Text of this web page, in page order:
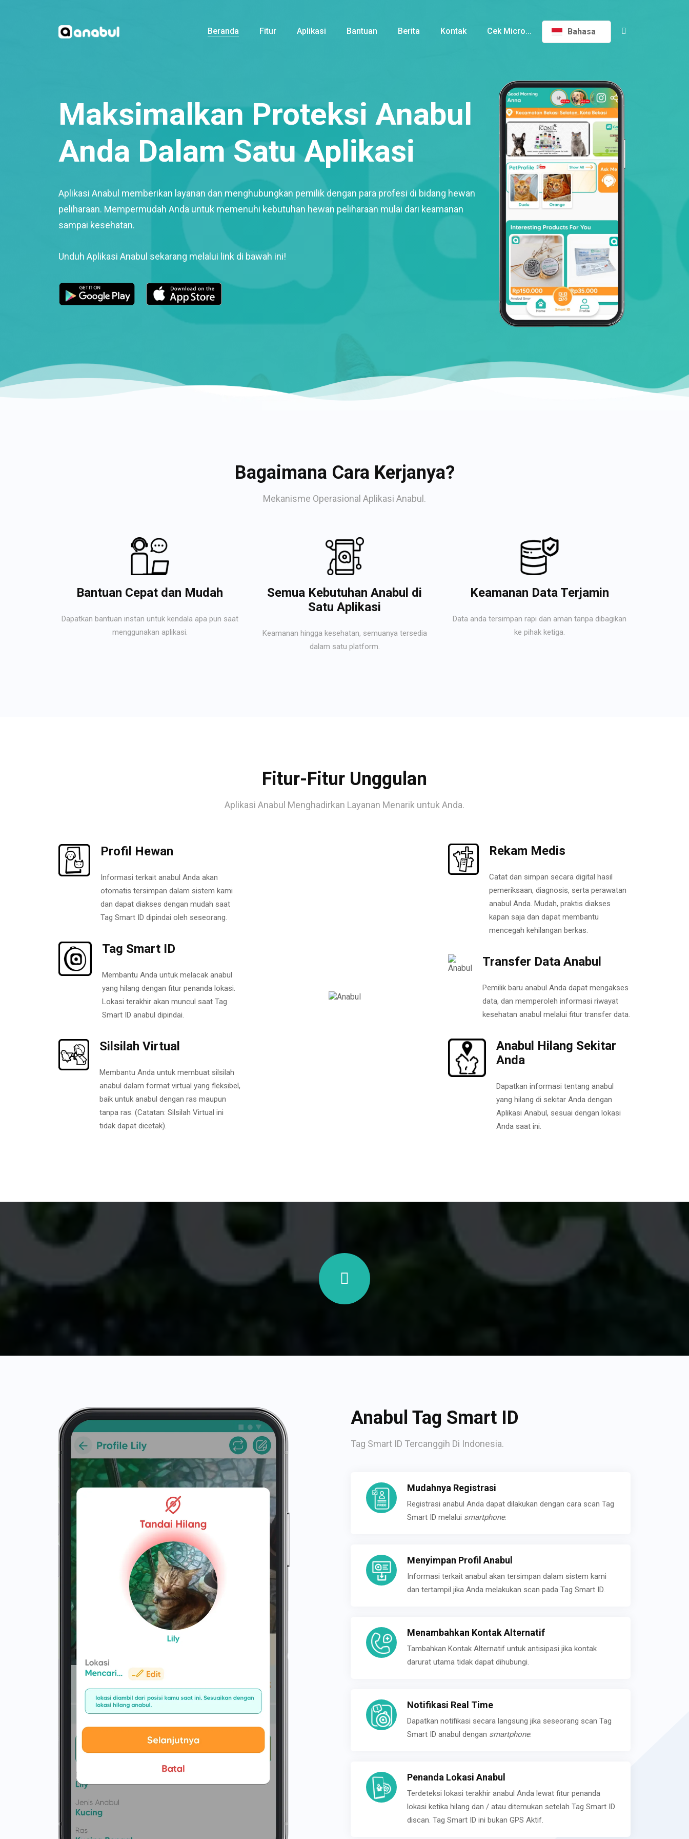
Beranda Fitur Aplikasi Bantuan Berita Kontak Cek Micro... Bahasa
Maksimalkan Proteksi Anabul
Anda Dalam Satu Aplikasi
Aplikasi Anabul memberikan layanan dan menghubungkan pemilik dengan para profesi di bidang hewan
peliharaan. Mempermudah Anda untuk memenuhi kebutuhan hewan peliharaan mulai dari keamanan
sampai kesehatan.
Unduh Aplikasi Anabul sekarang melalui link di bawah ini!
Bagaimana Cara Kerjanya?
Mekanisme Operasional Aplikasi Anabul.
Bantuan Cepat dan Mudah
Dapatkan bantuan instan untuk kendala apa pun saat
menggunakan aplikasi.
Semua Kebutuhan Anabul di
Satu Aplikasi
Keamanan hingga kesehatan, semuanya tersedia
dalam satu platform.
Keamanan Data Terjamin
Data anda tersimpan rapi dan aman tanpa dibagikan
ke pihak ketiga.
Fitur-Fitur Unggulan
Aplikasi Anabul Menghadirkan Layanan Menarik untuk Anda.
Profil Hewan
Informasi terkait anabul Anda akan
otomatis tersimpan dalam sistem kami
dan dapat diakses dengan mudah saat
Tag Smart ID dipindai oleh seseorang.
Tag Smart ID
Membantu Anda untuk melacak anabul
yang hilang dengan fitur penanda lokasi.
Lokasi terakhir akan muncul saat Tag
Smart ID anabul dipindai.
Silsilah Virtual
Membantu Anda untuk membuat silsilah
anabul dalam format virtual yang fleksibel,
baik untuk anabul dengan ras maupun
tanpa ras. (Catatan: Silsilah Virtual ini
tidak dapat dicetak).
Rekam Medis
Catat dan simpan secara digital hasil
pemeriksaan, diagnosis, serta perawatan
anabul Anda. Mudah, praktis diakses
kapan saja dan dapat membantu
mencegah kehilangan berkas.
Transfer Data Anabul
Pemilik baru anabul Anda dapat mengakses
data, dan memperoleh informasi riwayat
kesehatan anabul melalui fitur transfer data.
Anabul Hilang Sekitar
Anda
Dapatkan informasi tentang anabul
yang hilang di sekitar Anda dengan
Aplikasi Anabul, sesuai dengan lokasi
Anda saat ini.
Anabul Tag Smart ID
Tag Smart ID Tercanggih Di Indonesia.
Mudahnya Registrasi
Registrasi anabul Anda dapat dilakukan dengan cara scan Tag
Smart ID melalui smartphone.
Menyimpan Profil Anabul
Informasi terkait anabul akan tersimpan dalam sistem kami
dan tertampil jika Anda melakukan scan pada Tag Smart ID.
Menambahkan Kontak Alternatif
Tambahkan Kontak Alternatif untuk antisipasi jika kontak
darurat utama tidak dapat dihubungi.
Notifikasi Real Time
Dapatkan notifikasi secara langsung jika seseorang scan Tag
Smart ID anabul dengan smartphone.
Penanda Lokasi Anabul
Terdeteksi lokasi terakhir anabul Anda lewat fitur penanda
lokasi ketika hilang dan / atau ditemukan setelah Tag Smart ID
discan. Tag Smart ID ini bukan GPS Aktif.